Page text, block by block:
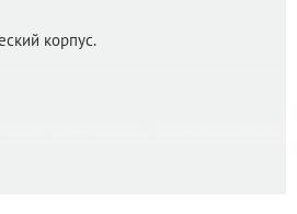
корпус.